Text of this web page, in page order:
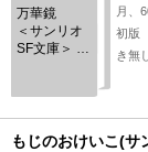
万華鏡
＜サンリオ
SF文庫＞ ＜
月、
初版
き無
もじのおけいこ(サ